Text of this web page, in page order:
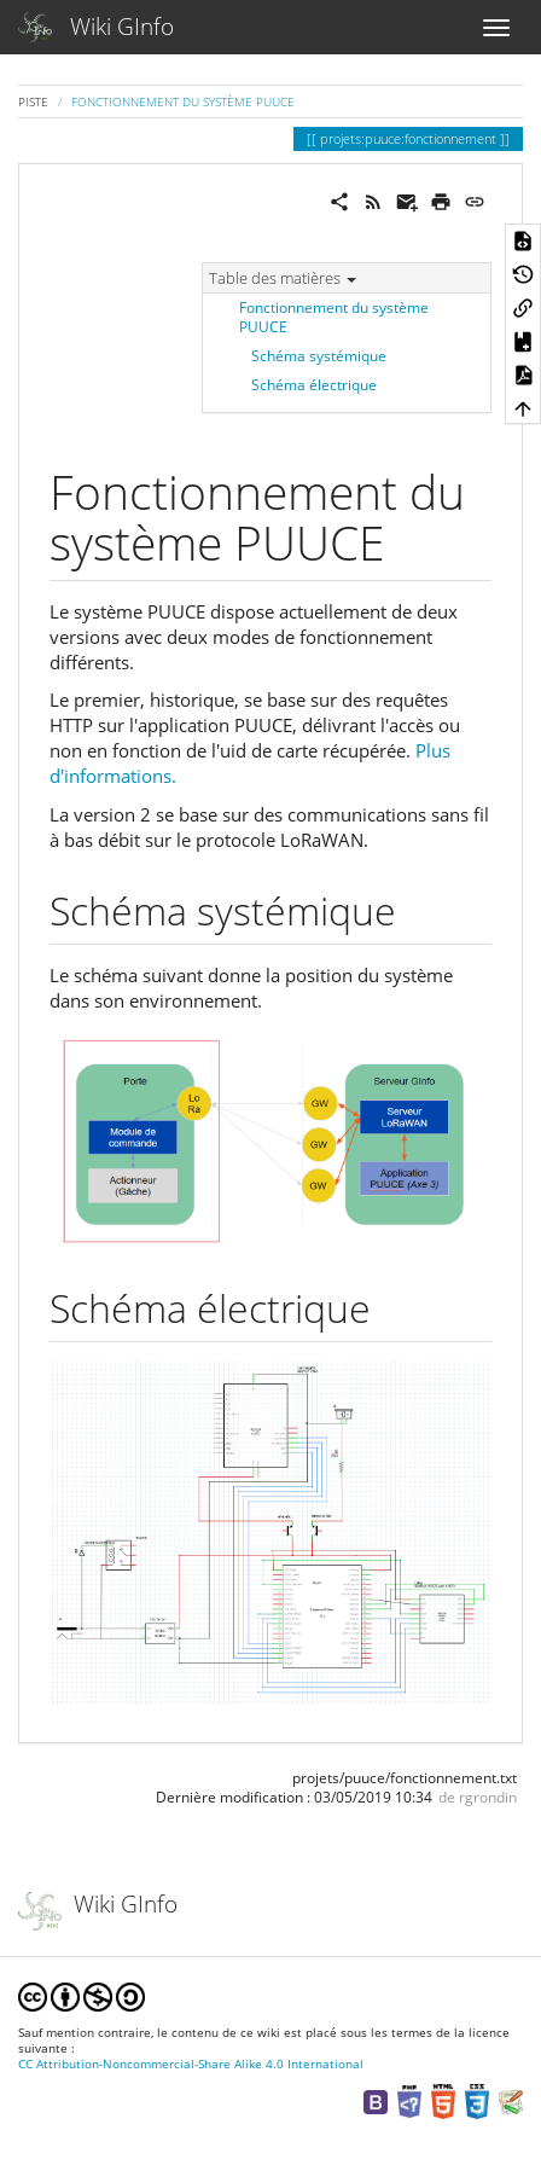
Wiki GInfo
PISTE FONCTIONNEMENT DU SYSTÈME PUUCE
projets:puuce:fonctionnement
Table des matières
Fonctionnement du système
PUUCE
Schéma systémique
Schéma électrique
Fonctionnement du
système PUUCE
Le système PUUCE dispose actuellement de deux
versions avec deux modes de fonctionnement
différents.
Le premier, historique, se base sur des requêtes
HTTP sur l'application PUUCE, délivrant l'accès ou
non en fonction de l'uid de carte récupérée. Plus
d'informations.
La version 2 se base sur des communications sans fil
à bas débit sur le protocole LoRaWAN.
Schéma systémique
Le schéma suivant donne la position du système
dans son environnement.
Schéma électrique
projets/puuce/fonctionnement.txt
Dernière modification :03/05/2019 10:34 de rgrondin
Wiki GInfo
Sauf mention contraire, le contenu de ce wiki est placé sous les termes de la licence
suivante :
CC Attribution-Noncommercial-Share Alike 4.0 International